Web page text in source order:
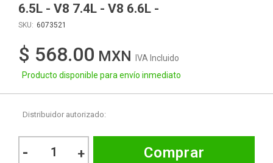
6.5L - V8 7.4L - V8 6.6L -
6073521
$ 568.00
IVA Incluido
Producto disponible para envío inmediato
Distribuidor autorizado:
- + Comprar